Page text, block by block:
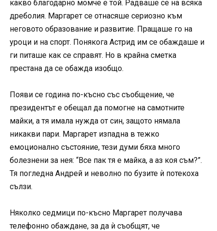
какво благодарно момче е той. Радваше се на всяка
дреболия. Маргарет се отнасяше сериозно към
неговото образование и развитие. Пращаше го на
уроци и на спорт. Понякога Астрид им се обаждаше и
ги питаше как се справят. Но в крайна сметка
престана да се обажда изобщо.
Появи се година по-късно със съобщение, че
президентът е обещал да помогне на самотните
майки, а тя имала нужда от син, защото нямала
никакви пари. Маргарет изпадна в тежко
емоционално състояние, тези думи бяха много
болезнени за нея: “Все пак тя е майка, а аз коя съм?”.
Тя погледна Андрей и неволно по бузите ѝ потекоха
сълзи.
Няколко седмици по-късно Маргарет получава
телефонно обаждане, за да ѝ съобщят, че